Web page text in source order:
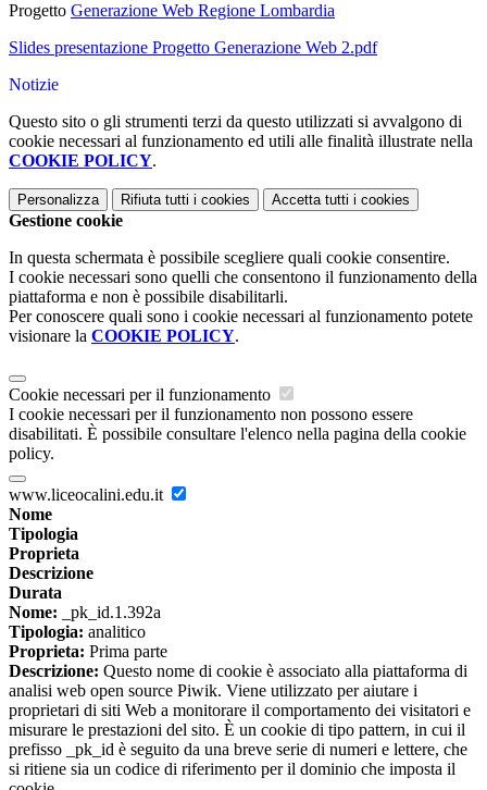
Progetto Generazione Web Regione Lombardia
Slides presentazione Progetto Generazione Web 2.pdf
Notizie
Questo sito o gli strumenti terzi da questo utilizzati si avvalgono di
cookie necessari al funzionamento ed utili alle finalità illustrate nella
COOKIE POLICY.
Personalizza Rifiuta tutti i cookies Accetta tutti i cookies
Gestione cookie
In questa schermata è possibile scegliere quali cookie consentire.
I cookie necessari sono quelli che consentono il funzionamento della
piattaforma e non è possibile disabilitarli.
Per conoscere quali sono i cookie necessari al funzionamento potete
visionare la COOKIE POLICY.
Cookie necessari per il funzionamento
I cookie necessari per il funzionamento non possono essere
disabilitati. È possibile consultare l'elenco nella pagina della cookie
policy.
www.liceocalini.edu.it
Nome
Tipologia
Proprieta
Descrizione
Durata
Nome: _pk_id.1.392a
Tipologia: analitico
Proprieta: Prima parte
Descrizione: Questo nome di cookie è associato alla piattaforma di
analisi web open source Piwik. Viene utilizzato per aiutare i
proprietari di siti Web a monitorare il comportamento dei visitatori e
misurare le prestazioni del sito. È un cookie di tipo pattern, in cui il
prefisso _pk_id è seguito da una breve serie di numeri e lettere, che
si ritiene sia un codice di riferimento per il dominio che imposta il